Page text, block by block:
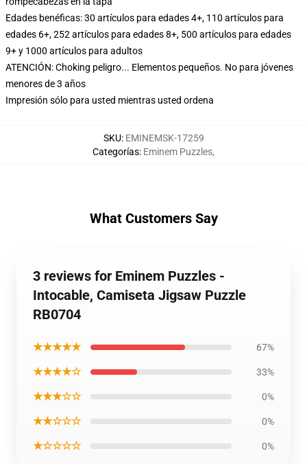
Edades benéficas: 30 artículos para edades 4+, 110 artículos para
edades 6+, 252 artículos para edades 8+, 500 artículos para edades
9+ y 1000 artículos para adultos
ATENCIÓN: Choking peligro... Elementos pequeños. No para jóvenes
menores de 3 años
Impresión sólo para usted mientras usted ordena
SKU: EMINEMSK-17259
Categorías: Eminem Puzzles,
What Customers Say
3 reviews for Eminem Puzzles -
Intocable, Camiseta Jigsaw Puzzle
RB0704
★★★★★ 67%
★★★★☆ 33%
★★★☆☆ 0%
★★☆☆☆ 0%
★☆☆☆☆ 0%